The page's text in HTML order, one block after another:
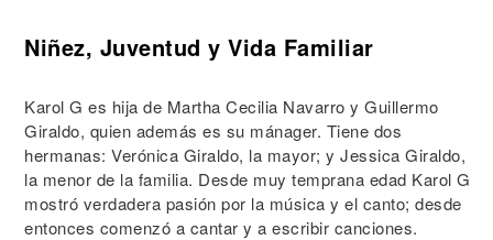
Niñez, Juventud y Vida Familiar
Karol G es hija de Martha Cecilia Navarro y Guillermo
Giraldo, quien además es su mánager. Tiene dos
hermanas: Verónica Giraldo, la mayor; y Jessica Giraldo,
la menor de la familia. Desde muy temprana edad Karol G
mostró verdadera pasión por la música y el canto; desde
entonces comenzó a cantar y a escribir canciones.